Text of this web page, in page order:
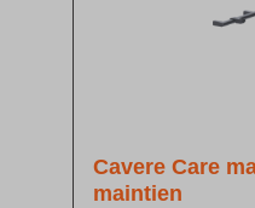
Cavere Care
maintien